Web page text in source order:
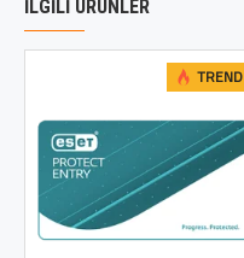
İLGILI ÜRÜNLER
TREND